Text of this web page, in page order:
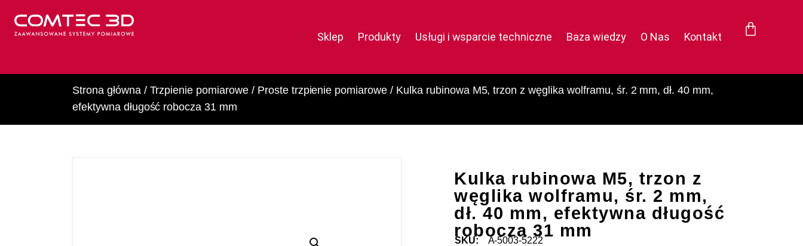
Sklep Produkty Usługi i wsparcie techniczne Baza wiedzy O Nas Kontakt
Strona główna/ Trzpienie pomiarowe/ Proste trzpienie pomiarowe / Kulka rubinowa M5, trzon z węglika wolframu, śr. 2 mm, dł. 40 mm,
efektywna długość robocza 31 mm
Kulka rubinowa M5, trzon z
węglika wolframu, śr. 2 mm,
dł. 40 mm, efektywna długość
robocza 31 mm
SKU: A-5003-5222